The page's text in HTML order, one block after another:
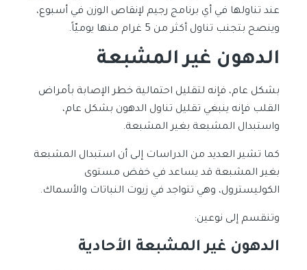
عند تناولها في أي برنامج رجيم لإنقاص الوزن في أسبوع،
وينصح بتجنب تناول أكثر من 5 غرام منها يوميّاً.
الدهون غير المشبعة
بشكل عام، فإنه لتقليل احتمالية خطر الإصابة بأمراض
القلب فإنه ينبغي تقليل تناول الدهون بشكل عام،
واستبدال المشبعة بغير المشبعة.
كما تشير العديد من الدراسات إلى أن استبدال المشبعة
بغير المشبعة قد يساعد في خفض مستوى
الكوليسترول، وهي تتواجد في زيوت النباتات والأسماك.
وتنقسم إلى نوعين:
الدهون غير المشبعة الأحادية